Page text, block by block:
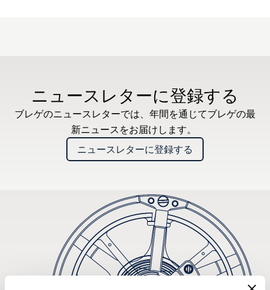
ニュースレターに登録する
ブレゲのニュースレターでは、年間を通じてブレゲの最
新ニュースをお届けします。
ニュースレターに登録する